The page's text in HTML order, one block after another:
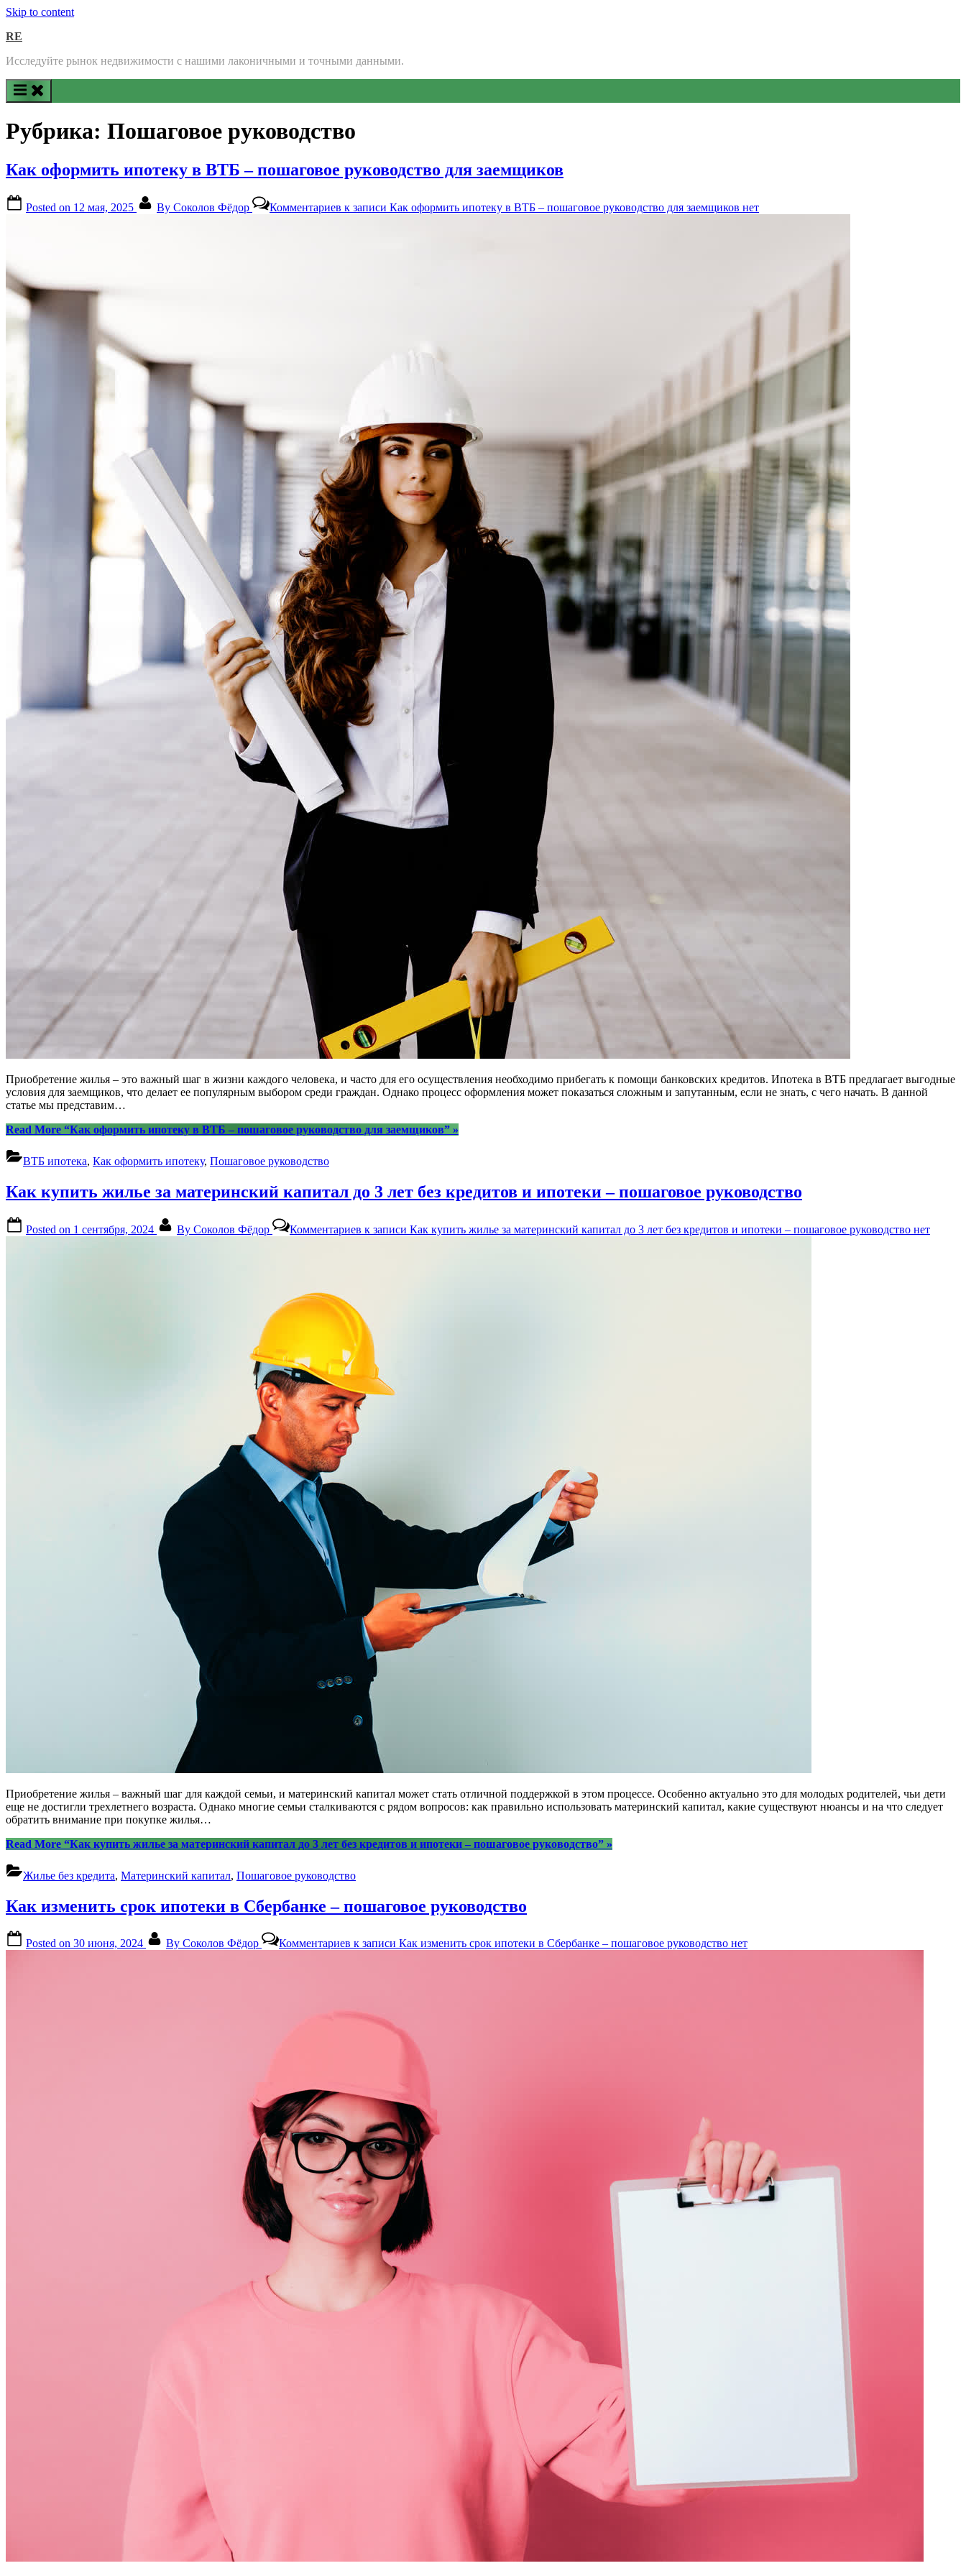
Skip to content
RE
Исследуйте рынок недвижимости с нашими лаконичными и точными данными.
Рубрика: Пошаговое руководство
Как оформить ипотеку в ВТБ – пошаговое руководство для заемщиков
Posted on 12 мая, 2025 By Соколов Фёдор Комментариев к записи Как оформить ипотеку в ВТБ – пошаговое руководство для заемщиков нет
Приобретение жилья – это важный шаг в жизни каждого человека, и часто для его осуществления необходимо прибегать к помощи банковских кредитов. Ипотека в ВТБ предлагает выгодные
условия для заемщиков, что делает ее популярным выбором среди граждан. Однако процесс оформления может показаться сложным и запутанным, если не знать, с чего начать. В данной
статье мы представим…
Read More “Как оформить ипотеку в ВТБ – пошаговое руководство для заемщиков” »
ВТБ ипотека, Как оформить ипотеку, Пошаговое руководство
Как купить жилье за материнский капитал до 3 лет без кредитов и ипотеки – пошаговое руководство
Posted on 1 сентября, 2024 By Соколов Фёдор Комментариев к записи Как купить жилье за материнский капитал до 3 лет без кредитов и ипотеки – пошаговое руководство нет
Приобретение жилья – важный шаг для каждой семьи, и материнский капитал может стать отличной поддержкой в этом процессе. Особенно актуально это для молодых родителей, чьи дети
еще не достигли трехлетнего возраста. Однако многие семьи сталкиваются с рядом вопросов: как правильно использовать материнский капитал, какие существуют нюансы и на что следует
обратить внимание при покупке жилья…
Read More “Как купить жилье за материнский капитал до 3 лет без кредитов и ипотеки – пошаговое руководство” »
Жилье без кредита, Материнский капитал, Пошаговое руководство
Как изменить срок ипотеки в Сбербанке – пошаговое руководство
Posted on 30 июня, 2024 By Соколов Фёдор Комментариев к записи Как изменить срок ипотеки в Сбербанке – пошаговое руководство нет